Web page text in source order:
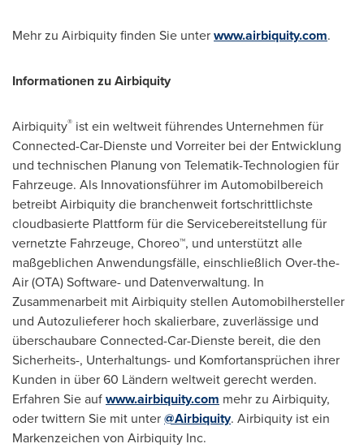
Mehr zu Airbiquity finden Sie unterwww.airbiquity.com.
Informationen zu Airbiquity
Airbiquity® ist ein weltweit führendes Unternehmen für
Connected-Car-Dienste und Vorreiter bei der Entwicklung
und technischen Planung von Telematik-Technologien für
Fahrzeuge. Als Innovationsführer im Automobilbereich
betreibt Airbiquity die branchenweit fortschrittlichste
cloudbasierte Plattform für die Servicebereitstellung für
vernetzte Fahrzeuge, Choreo™, und unterstützt alle
maßgeblichen Anwendungsfälle, einschließlich Over-the-
Air (OTA) Software- und Datenverwaltung. In
Zusammenarbeit mit Airbiquity stellen Automobilhersteller
und Autozulieferer hoch skalierbare, zuverlässige und
überschaubare Connected-Car-Dienste bereit, die den
Sicherheits-, Unterhaltungs- und Komfortansprüchen ihrer
Kunden in über 60 Ländern weltweit gerecht werden.
Erfahren Sie aufwww.airbiquity.com mehr zu Airbiquity,
oder twittern Sie mit unter@Airbiquity. Airbiquity ist ein
Markenzeichen von Airbiquity Inc.